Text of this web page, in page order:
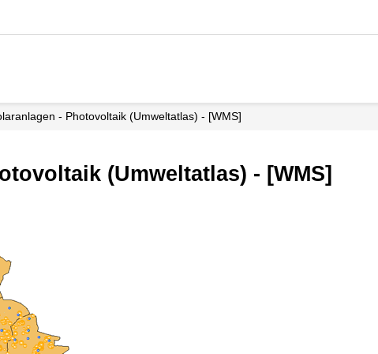
- Photovoltaik (Umweltatlas) - [WMS]
(Umweltatlas) - [WMS]